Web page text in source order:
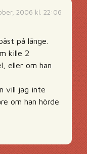
2006 kl. 22:06
på länge.
kille 2
eller om han
vill jag inte
om han hörde